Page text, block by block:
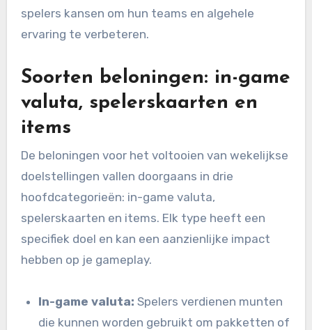
spelers kansen om hun teams en algehele
ervaring te verbeteren.
Soorten beloningen: in-game
valuta, spelerskaarten en
items
De beloningen voor het voltooien van wekelijkse
doelstellingen vallen doorgaans in drie
hoofdcategorieën: in-game valuta,
spelerskaarten en items. Elk type heeft een
specifiek doel en kan een aanzienlijke impact
hebben op je gameplay.
In-game valuta: Spelers verdienen munten
die kunnen worden gebruikt om pakketten of